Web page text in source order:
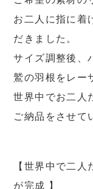
お二人に指に着
だきました。
サイズ調整後、
鷲の羽根をレー
世界中でお二人
ご納品をさせて
【世界中で二人
が完成 】